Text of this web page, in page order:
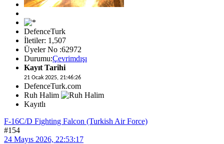
DefenceTurk
İletiler: 1,507
Üyeler No :62972
Durumu:Çevrimdışı
Kayıt Tarihi
21 Ocak 2025, 21:46:26
DefenceTurk.com
Ruh Halim
Kayıtlı
F-16C/D Fighting Falcon (Turkish Air Force)
#154
24 Mayıs 2026, 22:53:17